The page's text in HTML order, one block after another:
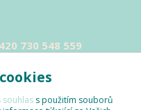
730 548 559
souhlas s použitím souborů